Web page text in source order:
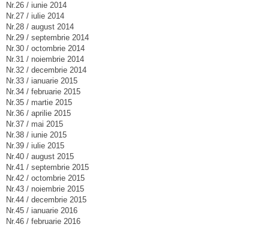
Nr.26 / iunie 2014
Nr.27 / iulie 2014
Nr.28 / august 2014
Nr.29 / septembrie 2014
Nr.30 / octombrie 2014
Nr.31 / noiembrie 2014
Nr.32 / decembrie 2014
Nr.33 / ianuarie 2015
Nr.34 / februarie 2015
Nr.35 / martie 2015
Nr.36 / aprilie 2015
Nr.37 / mai 2015
Nr.38 / iunie 2015
Nr.39 / iulie 2015
Nr.40 / august 2015
Nr.41 / septembrie 2015
Nr.42 / octombrie 2015
Nr.43 / noiembrie 2015
Nr.44 / decembrie 2015
Nr.45 / ianuarie 2016
Nr.46 / februarie 2016